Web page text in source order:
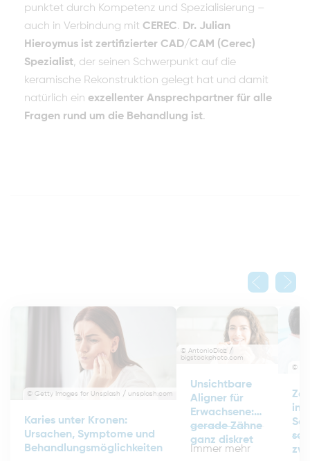
punktet durch Kompetenz und Spezialisierung –
auch in Verbindung mit CEREC. Dr. Julian
Hieroymus ist zertifizierter CAD/CAM (Cerec)
Spezialist, der seinen Schwerpunkt auf die
keramische Rekonstruktion gelegt hat und damit
natürlich ein exzellenter Ansprechpartner für alle
Fragen rund um die Behandlung ist.
© Getty Images for Unsplash / unsplash.com
Karies unter Kronen:
Ursachen, Symptome und
Behandlungsmöglichkeiten
© AntonioDiaz /
bigstockphoto.com
Unsichtbare
Aligner für
Erwachsene:
gerade Zähne
ganz diskret
Immer mehr
©
in